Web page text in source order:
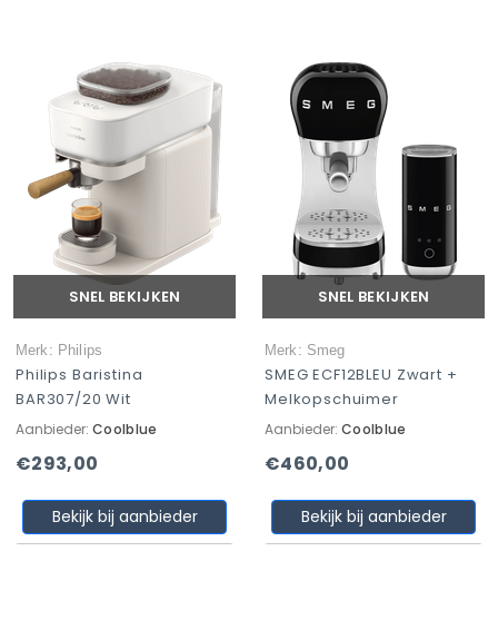
SNEL BEKIJKEN
Merk: Philips
Philips Baristina
BAR307/20 Wit
Aanbieder: Coolblue
€293,00
Bekijk bij aanbieder
SNEL BEKIJKEN
Merk: Smeg
SMEG ECF12BLEU Zwart +
Melkopschuimer
Aanbieder: Coolblue
€460,00
Bekijk bij aanbieder